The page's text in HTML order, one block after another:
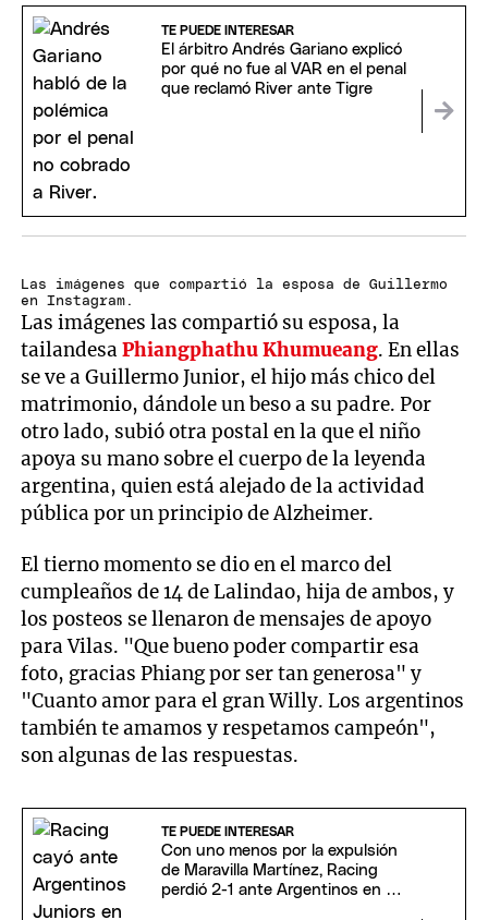
TE PUEDE INTERESAR
El árbitro Andrés Gariano explicó
por qué no fue al VAR en el penal
que reclamó River ante Tigre
Las imágenes que compartió la esposa de Guillermo
en Instagram.
Las imágenes las compartió su esposa, la
tailandesaPhiangphathu Khumueang. En ellas
se ve a Guillermo Junior, el hijo más chico del
matrimonio, dándole un beso a su padre. Por
otro lado, subió otra postal en la que el niño
apoya su mano sobre el cuerpo de la leyenda
argentina, quien está alejado de la actividad
pública por un principio de Alzheimer.
El tierno momento se dio en el marco del
cumpleaños de 14 de Lalindao, hija de ambos, y
los posteos se llenaron de mensajes de apoyo
para Vilas. "Que bueno poder compartir esa
foto, gracias Phiang por ser tan generosa" y
"Cuanto amor para el gran Willy. Los argentinos
también te amamos y respetamos campeón",
son algunas de las respuestas.
TE PUEDE INTERESAR
Con uno menos por la expulsión
de Maravilla Martínez, Racing
perdió 2-1 ante Argentinos en La